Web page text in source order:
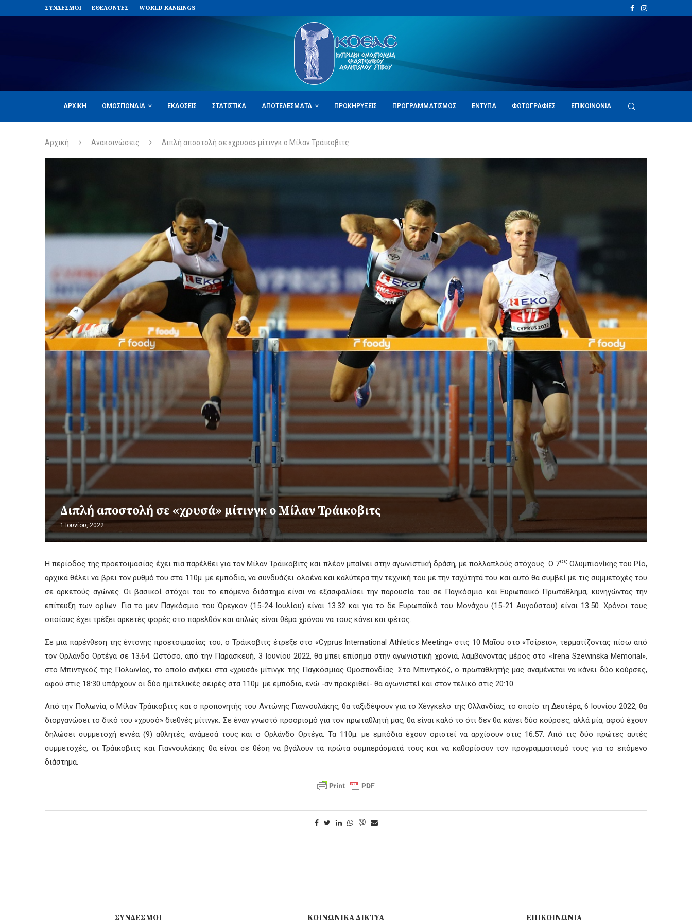
ΣΥΝΔΈΣΜΟΙ ΕΘΕΛΟΝΤΈΣ WORLD RANKINGS
ΑΡΧΙΚΉ ΟΜΟΣΠΟΝΔΊΑ ΕΚΔΌΣΕΙΣ ΣΤΑΤΙΣΤΙΚΆ ΑΠΟΤΕΛΈΣΜΑΤΑ ΠΡΟΚΗΡΎΞΕΙΣ ΠΡΟΓΡΑΜΜΑΤΙΣΜΌΣ ΈΝΤΥΠΑ ΦΩΤΟΓΡΑΦΊΕΣ ΕΠΙΚΟΙΝΩΝΊΑ
Αρχική Ανακοινώσεις Διπλή αποστολή σε «χρυσά» μίτινγκ ο Μίλαν Τράικοβιτς
Διπλή αποστολή σε «χρυσά» μίτινγκ ο Μίλαν Τράικοβιτς
1 Ιουνίου, 2022
Η περίοδος της προετοιμασίας έχει πια παρέλθει για τον Μίλαν Τράικοβιτς και πλέον μπαίνει στην αγωνιστική δράση, με πολλαπλούς στόχους. Ο 7οςΟλυμπιονίκης του Ρίο,
αρχικά θέλει να βρει τον ρυθμό του στα 110μ. με εμπόδια, να συνδυάζει ολοένα και καλύτερα την τεχνική του με την ταχύτητά του και αυτό θα συμβεί με τις συμμετοχές του
σε αρκετούς αγώνες. Οι βασικοί στόχοι του το επόμενο διάστημα είναι να εξασφαλίσει την παρουσία του σε Παγκόσμιο και Ευρωπαϊκό Πρωτάθλημα, κυνηγώντας την
επίτευξη των ορίων. Για το μεν Παγκόσμιο του Όρεγκον (15-24 Ιουλίου) είναι 13.32 και για το δε Ευρωπαϊκό του Μονάχου (15-21 Αυγούστου) είναι 13.50. Χρόνοι τους
οποίους έχει τρέξει αρκετές φορές στο παρελθόν και απλώς είναι θέμα χρόνου να τους κάνει και φέτος.
Σε μια παρένθεση της έντονης προετοιμασίας του, ο Τράικοβιτς έτρεξε στο «Cyprus International Athletics Meeting» στις 10 Μαΐου στο «Τσίρειο», τερματίζοντας πίσω από
τον Ορλάνδο Ορτέγα σε 13.64. Ωστόσο, από την Παρασκευή, 3 Ιουνίου 2022, θα μπει επίσημα στην αγωνιστική χρονιά, λαμβάνοντας μέρος στο «Irena Szewinska Memorial»,
στο Μπιντγκόζ της Πολωνίας, το οποίο ανήκει στα «χρυσά» μίτινγκ της Παγκόσμιας Ομοσπονδίας. Στο Μπιντγκόζ, ο πρωταθλητής μας αναμένεται να κάνει δύο κούρσες,
αφού στις 18:30 υπάρχουν οι δύο ημιτελικές σειρές στα 110μ. με εμπόδια, ενώ -αν προκριθεί- θα αγωνιστεί και στον τελικό στις 20:10.
Από την Πολωνία, ο Μίλαν Τράικοβιτς και ο προπονητής του Αντώνης Γιαννουλάκης, θα ταξιδέψουν για το Χένγκελο της Ολλανδίας, το οποίο τη Δευτέρα, 6 Ιουνίου 2022, θα
διοργανώσει το δικό του «χρυσό» διεθνές μίτινγκ. Σε έναν γνωστό προορισμό για τον πρωταθλητή μας, θα είναι καλό το ότι δεν θα κάνει δύο κούρσες, αλλά μία, αφού έχουν
δηλώσει συμμετοχή εννέα (9) αθλητές, ανάμεσά τους και ο Ορλάνδο Ορτέγα. Τα 110μ. με εμπόδια έχουν οριστεί να αρχίσουν στις 16:57. Από τις δύο πρώτες αυτές
συμμετοχές, οι Τράικοβιτς και Γιαννουλάκης θα είναι σε θέση να βγάλουν τα πρώτα συμπεράσματά τους και να καθορίσουν τον προγραμματισμό τους για το επόμενο
διάστημα.
ΣΎΝΔΕΣΜΟΙ ΚΟΙΝΩΝΙΚΆ ΔΊΚΤΥΑ ΕΠΙΚΟΙΝΩΝΊΑ